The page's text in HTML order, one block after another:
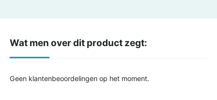
Wat men over dit product zegt:
Geen klantenbeoordelingen op het moment.